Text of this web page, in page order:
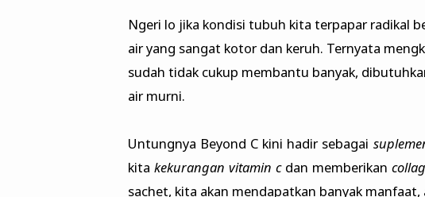
Ngeri lo jika kondisi tubuh kita terpapar radikal
air yang sangat kotor dan keruh. Ternyata
sudah tidak cukup membantu banyak,
air murni.
Untungnya Beyond C kini hadir sebagai
kita kekurangan vitamin cdan memberikan
sachet, kita akan mendapatkan banyak manfaat,